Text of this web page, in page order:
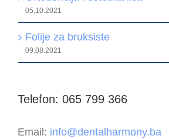
05.10.2021
Folije za bruksiste
09.08.2021
Telefon: 065 799 366
Email: info@dentalharmony.ba